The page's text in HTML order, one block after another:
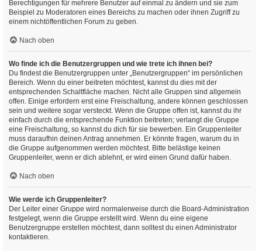
Berechtigungen für mehrere Benutzer auf einmal zu ändern und sie zum
Beispiel zu Moderatoren eines Bereichs zu machen oder ihnen Zugriff zu
einem nichtöffentlichen Forum zu geben.
Nach oben
Wo finde ich die Benutzergruppen und wie trete ich ihnen bei?
Du findest die Benutzergruppen unter „Benutzergruppen“ im persönlichen
Bereich. Wenn du einer beitreten möchtest, kannst du dies mit der
entsprechenden Schaltfläche machen. Nicht alle Gruppen sind allgemein
offen. Einige erfordern erst eine Freischaltung, andere können geschlossen
sein und weitere sogar versteckt. Wenn die Gruppe offen ist, kannst du ihr
einfach durch die entsprechende Funktion beitreten; verlangt die Gruppe
eine Freischaltung, so kannst du dich für sie bewerben. Ein Gruppenleiter
muss daraufhin deinen Antrag annehmen. Er könnte fragen, warum du in
die Gruppe aufgenommen werden möchtest. Bitte belästige keinen
Gruppenleiter, wenn er dich ablehnt, er wird einen Grund dafür haben.
Nach oben
Wie werde ich Gruppenleiter?
Der Leiter einer Gruppe wird normalerweise durch die Board-Administration
festgelegt, wenn die Gruppe erstellt wird. Wenn du eine eigene
Benutzergruppe erstellen möchtest, dann solltest du einen Administrator
kontaktieren.